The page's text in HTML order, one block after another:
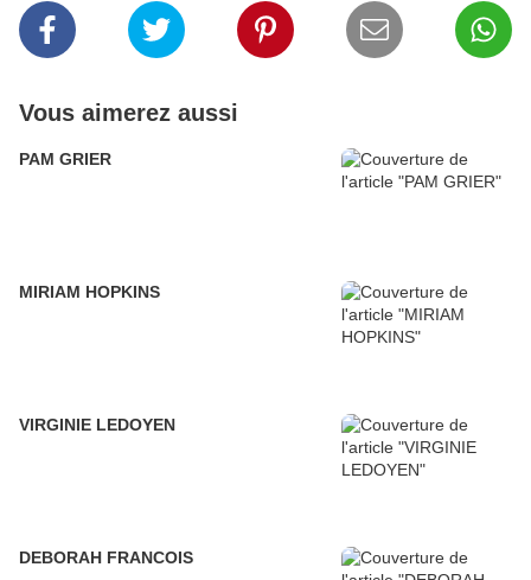
Vous aimerez aussi
PAM GRIER
MIRIAM HOPKINS
VIRGINIE LEDOYEN
DEBORAH FRANCOIS